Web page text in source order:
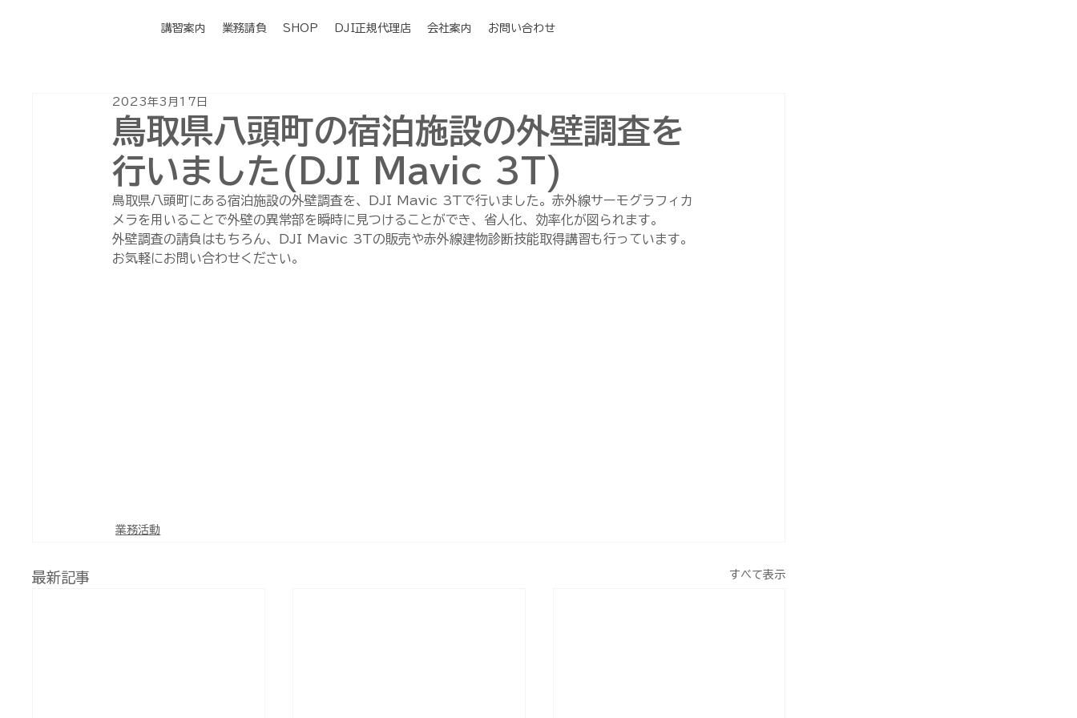
講習案内 業務請負 SHOP DJI正規代理店 会社案内 お問い合わせ
鳥取県八頭町の宿泊施設の外壁調査を
行いました(DJI Mavic 3T)
2023年3月17日
鳥取県八頭町にある宿泊施設の外壁調査を、DJI Mavic 3Tで行いました。赤外線サーモグラフィカ
メラを用いることで外壁の異常部を瞬時に見つけることができ、省人化、効率化が図られます。
外壁調査の請負はもちろん、DJI Mavic 3Tの販売や赤外線建物診断技能取得講習も行っています。
お気軽にお問い合わせください。
業務活動
最新記事 すべて表示